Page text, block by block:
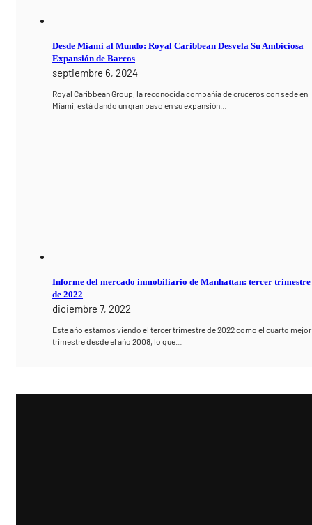
Desde Miami al Mundo: Royal Caribbean Desvela Su Ambiciosa
Expansión de Barcos
septiembre 6, 2024
Royal Caribbean Group, la reconocida compañía de cruceros con sede en
Miami, está dando un gran paso en su expansión…
Informe del mercado inmobiliario de Manhattan: tercer trimestre
de 2022
diciembre 7, 2022
Este año estamos viendo el tercer trimestre de 2022 como el cuarto mejor
trimestre desde el año 2008, lo que…